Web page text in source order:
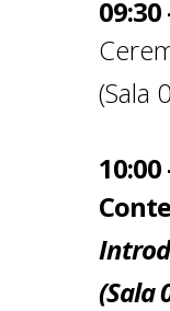
09:30
(Sala
10:00
(Sala